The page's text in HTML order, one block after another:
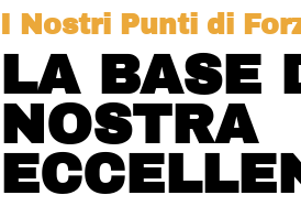
I Nostri Punti di
LA BASE
NOSTRA